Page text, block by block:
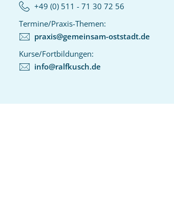
+49 (0) 511 - 71 30 72 56‬
Termine/Praxis-Themen:
praxis@gemeinsam-oststadt.de
Kurse/Fortbildungen:
info@ralfkusch.de